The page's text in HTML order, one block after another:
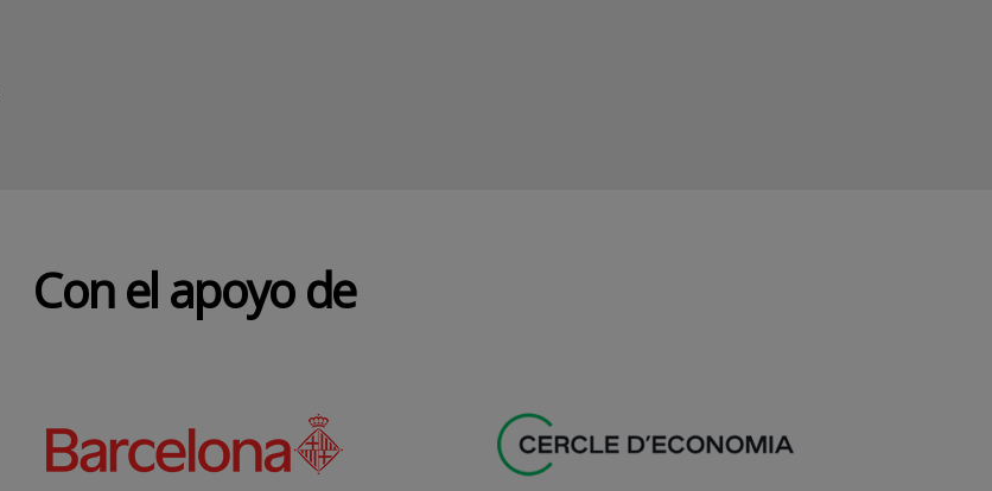
Con el apoyo de